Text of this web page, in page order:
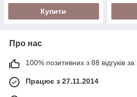
Купити
Про нас
100% позитивних з 88 відгуків за
Працює з 27.11.2014